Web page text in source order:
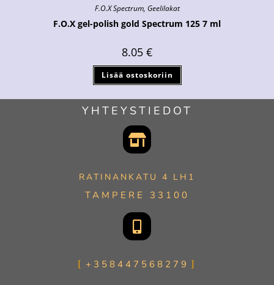
F.O.X Spectrum, Geelilakat
F.O.X gel-polish gold Spectrum 125 7 ml
8.05 €
Lisää ostoskoriin
YHTEYSTIEDOT
RATINANKATU 4 LH1
TAMPERE 33100
+358447568279